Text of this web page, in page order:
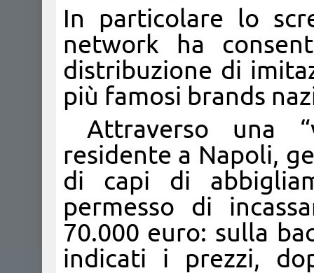
In particolare lo
network ha
distribuzione di
più famosi brands
Attraverso una
residente a Napoli,
di capi di
permesso di
70.000 euro: sulla
indicati i prezzi,